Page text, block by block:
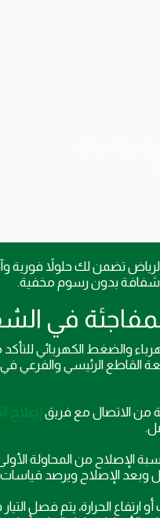
كاملة في الرياض تضمن لك
بدون رسوم مخفية.
والضغط الكهربائي
القاطع الرئيسي والفرعي
إصلاح
الإصلاح من المحاولة
الإصلاح ويرصد قياسات
الحرارة، يتم فصل